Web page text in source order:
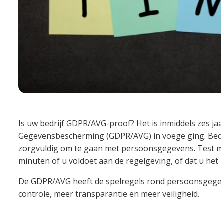
Is uw bedrijf GDPR/AVG-proof? Het is inmiddels zes
Gegevensbescherming (GDPR/AVG) in voege ging.
zorgvuldig om te gaan met persoonsgegevens. Test
minuten of u voldoet aan de regelgeving, of dat u
De GDPR/AVG heeft de spelregels rond
controle, meer transparantie en meer veiligheid.